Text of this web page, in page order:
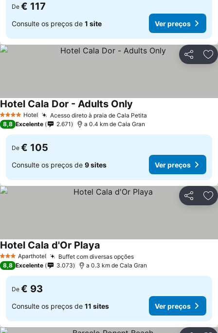
De € 117
Consulte os preços de 1 site Ver preços
Partilhar
4 EstrelasHotel Acesso direto à praia de Cala Petita
Hotel Cala Dor - Adults Only
8,8 Excelente 2.671 a 0.4 km de Cala Gran
De € 105
Consulte os preços de 9 sites Ver preços
Partilhar
3 EstrelasAparthotel Buffet com diversas opçõesVer preços
Hotel Cala d'Or Playa
8,8 Excelente 3.073 a 0.3 km de Cala Gran
De € 93
Consulte os preços de 11 sites Ver preços